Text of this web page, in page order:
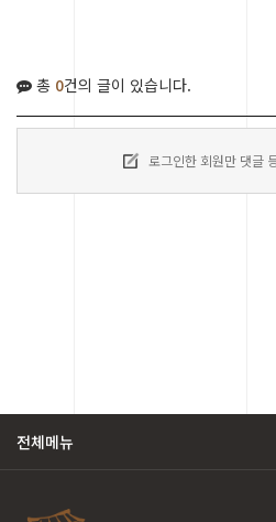
총 0건의 글이 있습니다.
로그인한 회원만 댓글
전체메뉴